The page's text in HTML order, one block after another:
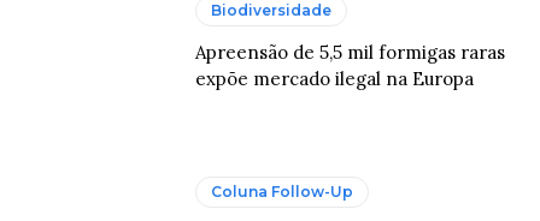
Biodiversidade
Apreensão de 5,5 mil formigas raras
expõe mercado ilegal na Europa
Coluna Follow-Up